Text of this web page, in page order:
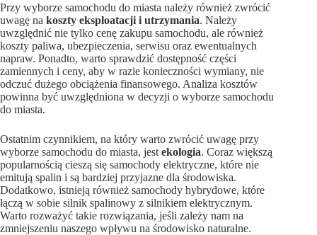
Przy wyborze samochodu do miasta należy również zwrócić
uwagę na koszty eksploatacji i utrzymania. Należy
uwzględnić nie tylko cenę zakupu samochodu, ale również
koszty paliwa, ubezpieczenia, serwisu oraz ewentualnych
napraw. Ponadto, warto sprawdzić dostępność części
zamiennych i ceny, aby w razie konieczności wymiany, nie
odczuć dużego obciążenia finansowego. Analiza kosztów
powinna być uwzględniona w decyzji o wyborze samochodu
do miasta.
Ostatnim czynnikiem, na który warto zwrócić uwagę przy
wyborze samochodu do miasta, jest ekologia. Coraz większą
popularnością cieszą się samochody elektryczne, które nie
emitują spalin i są bardziej przyjazne dla środowiska.
Dodatkowo, istnieją również samochody hybrydowe, które
łączą w sobie silnik spalinowy z silnikiem elektrycznym.
Warto rozważyć takie rozwiązania, jeśli zależy nam na
zmniejszeniu naszego wpływu na środowisko naturalne.